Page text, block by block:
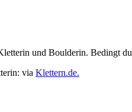
und Boulderin. Bedingt
via Klettern.de.